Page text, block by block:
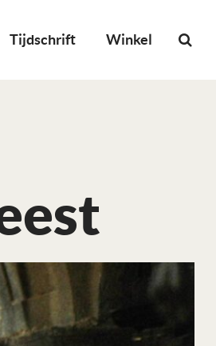
Tijdschrift Winkel